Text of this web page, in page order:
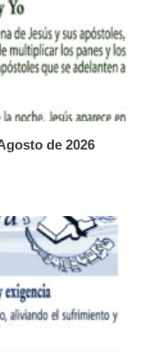
de 2026